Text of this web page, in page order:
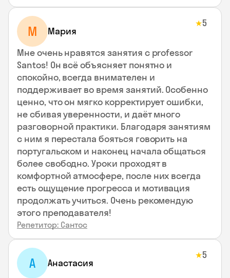
М Мария
★5
Мне очень нравятся занятия с professor
Santos! Он всё объясняет понятно и
спокойно, всегда внимателен и
поддерживает во время занятий. Особенно
ценно, что он мягко корректирует ошибки,
не сбивая уверенности, и даёт много
разговорной практики. Благодаря занятиям
с ним я перестала бояться говорить на
португальском и наконец начала общаться
более свободно. Уроки проходят в
комфортной атмосфере, после них всегда
есть ощущение прогресса и мотивация
продолжать учиться. Очень рекомендую
этого преподавателя!
Репетитор: Сантос
А Анастасия
★5